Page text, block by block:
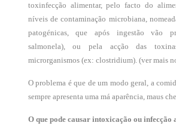
toxinfecção alimentar, pelo facto do
níveis de contaminação microbiana,
patogénicas, que após ingestão vão
salmonela), ou pela acção das
microrganismos (ex: clostridium). (ver mais
O problema é que de um modo geral, a
sempre apresenta uma má aparência, maus
O que pode causar intoxicação ou infecção